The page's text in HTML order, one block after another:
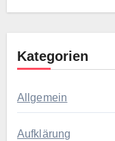
Kategorien
Allgemein
Aufklärung